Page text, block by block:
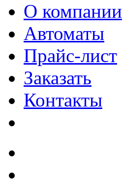
О компании
Автоматы
Прайс-лист
Заказать
Контакты